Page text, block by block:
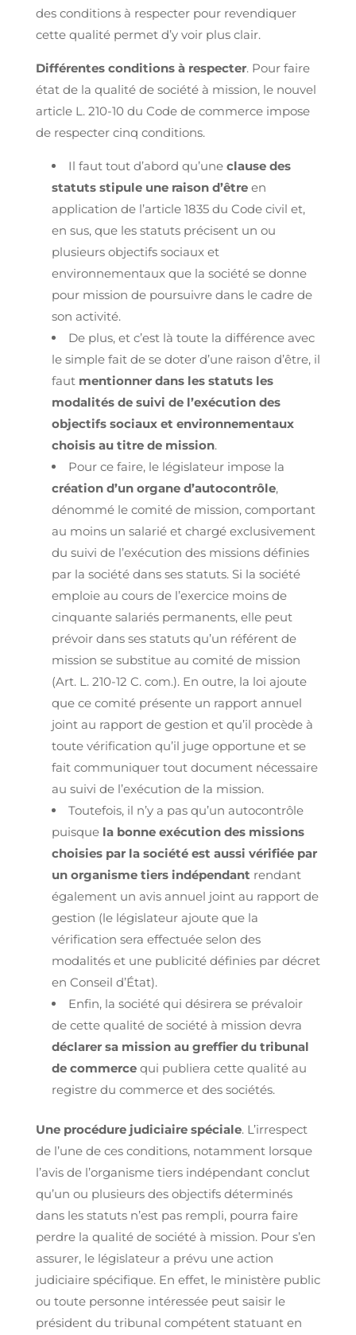
des conditions à respecter pour revendiquer
cette qualité permet d’y voir plus clair.
Différentes conditions à respecter. Pour faire
état de la qualité de société à mission, le nouvel
article L. 210-10 du Code de commerce impose
de respecter cinq conditions.
Il faut tout d’abord qu’une clause des
statuts stipule une raison d’êtreen
application de l’article 1835 du Code civil et,
en sus, que les statuts précisent un ou
plusieurs objectifs sociaux et
environnementaux que la société se donne
pour mission de poursuivre dans le cadre de
son activité.
De plus, et c’est là toute la différence avec
le simple fait de se doter d’une raison d’être, il
faut mentionner dans les statuts les
modalités de suivi de l’exécution des
objectifs sociaux et environnementaux
choisis au titre de mission.
Pour ce faire, le législateur impose la
création d’un organe d’autocontrôle,
dénommé le comité de mission, comportant
au moins un salarié et chargé exclusivement
du suivi de l’exécution des missions définies
par la société dans ses statuts. Si la société
emploie au cours de l’exercice moins de
cinquante salariés permanents, elle peut
prévoir dans ses statuts qu’un référent de
mission se substitue au comité de mission
(Art. L. 210-12 C. com.). En outre, la loi ajoute
que ce comité présente un rapport annuel
joint au rapport de gestion et qu’il procède à
toute vérification qu’il juge opportune et se
fait communiquer tout document nécessaire
au suivi de l’exécution de la mission.
Toutefois, il n’y a pas qu’un autocontrôle
puisque la bonne exécution des missions
choisies par la société est aussi vérifiée par
un organisme tiers indépendant rendant
également un avis annuel joint au rapport de
gestion (le législateur ajoute que la
vérification sera effectuée selon des
modalités et une publicité définies par décret
en Conseil d’État).
Enfin, la société qui désirera se prévaloir
de cette qualité de société à mission devra
déclarer sa mission au greffier du tribunal
de commercequi publiera cette qualité au
registre du commerce et des sociétés.
Une procédure judiciaire spéciale. L’irrespect
de l’une de ces conditions, notamment lorsque
l’avis de l’organisme tiers indépendant conclut
qu’un ou plusieurs des objectifs déterminés
dans les statuts n’est pas rempli, pourra faire
perdre la qualité de société à mission. Pour s’en
assurer, le législateur a prévu une action
judiciaire spécifique. En effet, le ministère public
ou toute personne intéressée peut saisir le
président du tribunal compétent statuant en